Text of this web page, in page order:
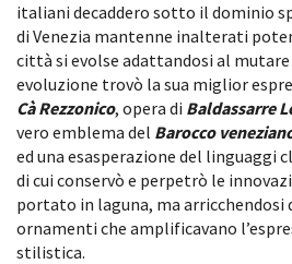
italiani decaddero sotto il dominio
di Venezia mantenne inalterati
città si evolse adattandosi al
evoluzione trovò la sua miglior
Cà Rezzonico, opera di Baldassarre
vero emblema del Barocco
ed una esasperazione del linguaggi
di cui conservò e perpetrò le
portato in laguna, ma arricchendosi
ornamenti che amplificavano
stilistica.